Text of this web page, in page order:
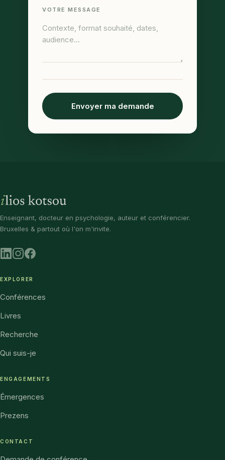
VOTRE MESSAGE
Envoyer ma demande
Enseignant, docteur en psychologie, auteur et conférencier.
Bruxelles & partout où l'on m'invite.
EXPLORER
Conférences
Livres
Recherche
Qui suis-je
ENGAGEMENTS
Émergences
Prezens
CONTACT